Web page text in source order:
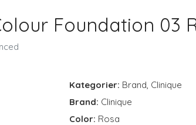
Foundation 03
Kategorier: Brand, Clinique
Brand: Clinique
Color: Rosa